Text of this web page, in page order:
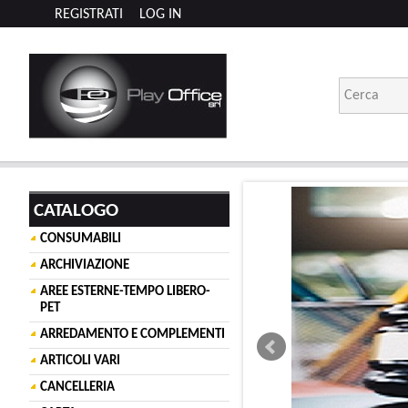
LOG IN
REGISTRATI
CATALOGO
CONSUMABILI
ARCHIVIAZIONE
AREE ESTERNE-TEMPO LIBERO-
PET
ARREDAMENTO E COMPLEMENTI
ARTICOLI VARI
CANCELLERIA